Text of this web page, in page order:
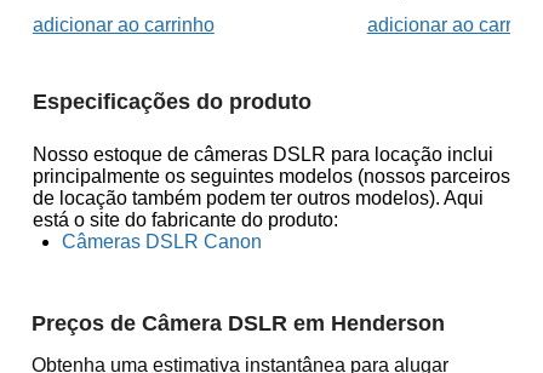
adicionar ao carrinho
adicionar ao
Especificações do produto
Nosso estoque de câmeras DSLR para locação inclui
principalmente os seguintes modelos (nossos parceiros
de locação também podem ter outros modelos). Aqui
está o site do fabricante do produto:
Câmeras DSLR Canon
Preços de Câmera DSLR em Henderson
Obtenha uma estimativa instantânea para alugar